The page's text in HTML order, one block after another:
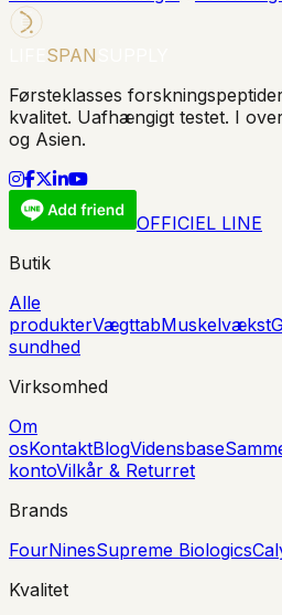
SPAN
Førsteklasses
kvalitet. Uafhængigt testet. I
og Asien.
OFFICIEL LINE
Butik
Alle
produkterVægttabMuskelvækst
sundhed
Virksomhed
Om
osKontaktBlogVidensbase
kontoVilkår & Returret
Brands
FourNinesSupreme Biologics
Kvalitet